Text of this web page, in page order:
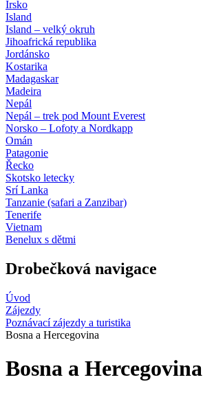
Irsko
Island
Island – velký okruh
Jihoafrická republika
Jordánsko
Kostarika
Madagaskar
Madeira
Nepál
Nepál – trek pod Mount Everest
Norsko – Lofoty a Nordkapp
Omán
Patagonie
Řecko
Skotsko letecky
Srí Lanka
Tanzanie (safari a Zanzibar)
Tenerife
Vietnam
Benelux s dětmi
Drobečková navigace
Úvod
Zájezdy
Poznávací zájezdy a turistika
Bosna a Hercegovina
Bosna a Hercegovina